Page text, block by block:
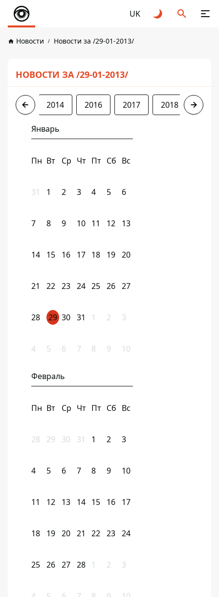
UK
Новости Новости за /29-01-2013/
НОВОСТИ ЗА /29-01-2013/
2013 2014 2016 2017 2018 2019
Январь
Пн Вт Ср Чт Пт Сб Вс
31 1 2 3 4 5 6
7 8 9 10 11 12 13
14 15 16 17 18 19 20
21 22 23 24 25 26 27
28 29 30 31 1 2 3
4 5 6 7 8 9 10
Февраль
Пн Вт Ср Чт Пт Сб Вс
28 29 30 31 1 2 3
4 5 6 7 8 9 10
11 12 13 14 15 16 17
18 19 20 21 22 23 24
25 26 27 28 1 2 3